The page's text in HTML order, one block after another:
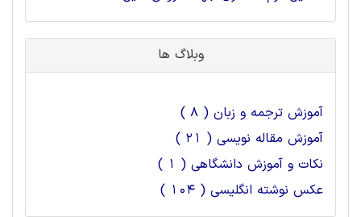
وبلاگ ها
آموزش ترجمه و زبان ( 8 )
آموزش مقاله نویسی ( 21 )
نکات و آموزش دانشگاهی ( 1 )
عکس نوشته انگلیسی ( 104 )